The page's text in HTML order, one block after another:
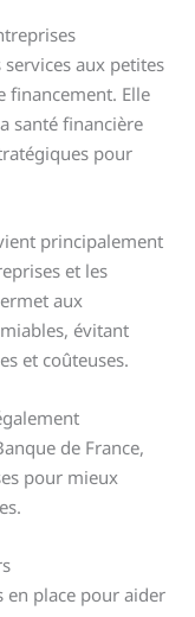
aux petites
financement. Elle
santé financière
pour
principalement
et les
aux
évitant
et coûteuses.
de France,
pour mieux
en place pour aider